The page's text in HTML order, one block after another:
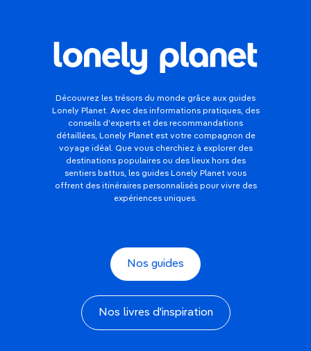
Découvrez les trésors du monde grâce aux guides
Lonely Planet. Avec des informations pratiques, des
conseils d'experts et des recommandations
détaillées, Lonely Planet est votre compagnon de
voyage idéal. Que vous cherchiez à explorer des
destinations populaires ou des lieux hors des
sentiers battus, les guides Lonely Planet vous
offrent des itinéraires personnalisés pour vivre des
expériences uniques.
Nos guides
Nos livres d'inspiration